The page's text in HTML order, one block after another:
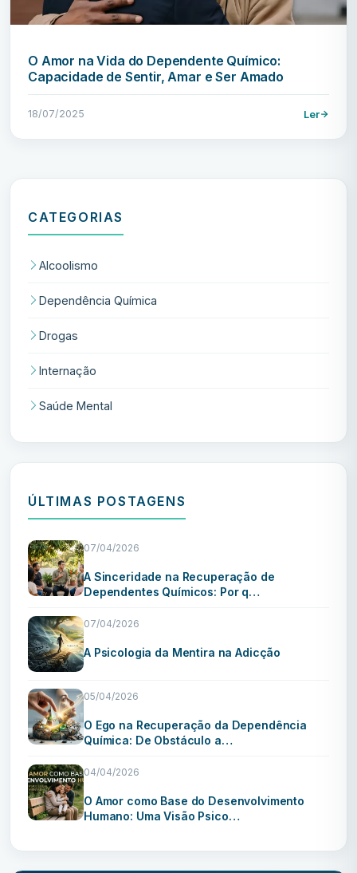
O Amor na Vida do Dependente Químico:
Capacidade de Sentir, Amar e Ser Amado
18/07/2025 Ler
CATEGORIAS
Alcoolismo
Dependência Química
Drogas
Internação
Saúde Mental
ÚLTIMAS POSTAGENS
07/04/2026
A Sinceridade na Recuperação de
Dependentes Químicos: Por q…
07/04/2026
A Psicologia da Mentira na Adicção
05/04/2026
O Ego na Recuperação da Dependência
Química: De Obstáculo a…
04/04/2026
O Amor como Base do Desenvolvimento
Humano: Uma Visão Psico…